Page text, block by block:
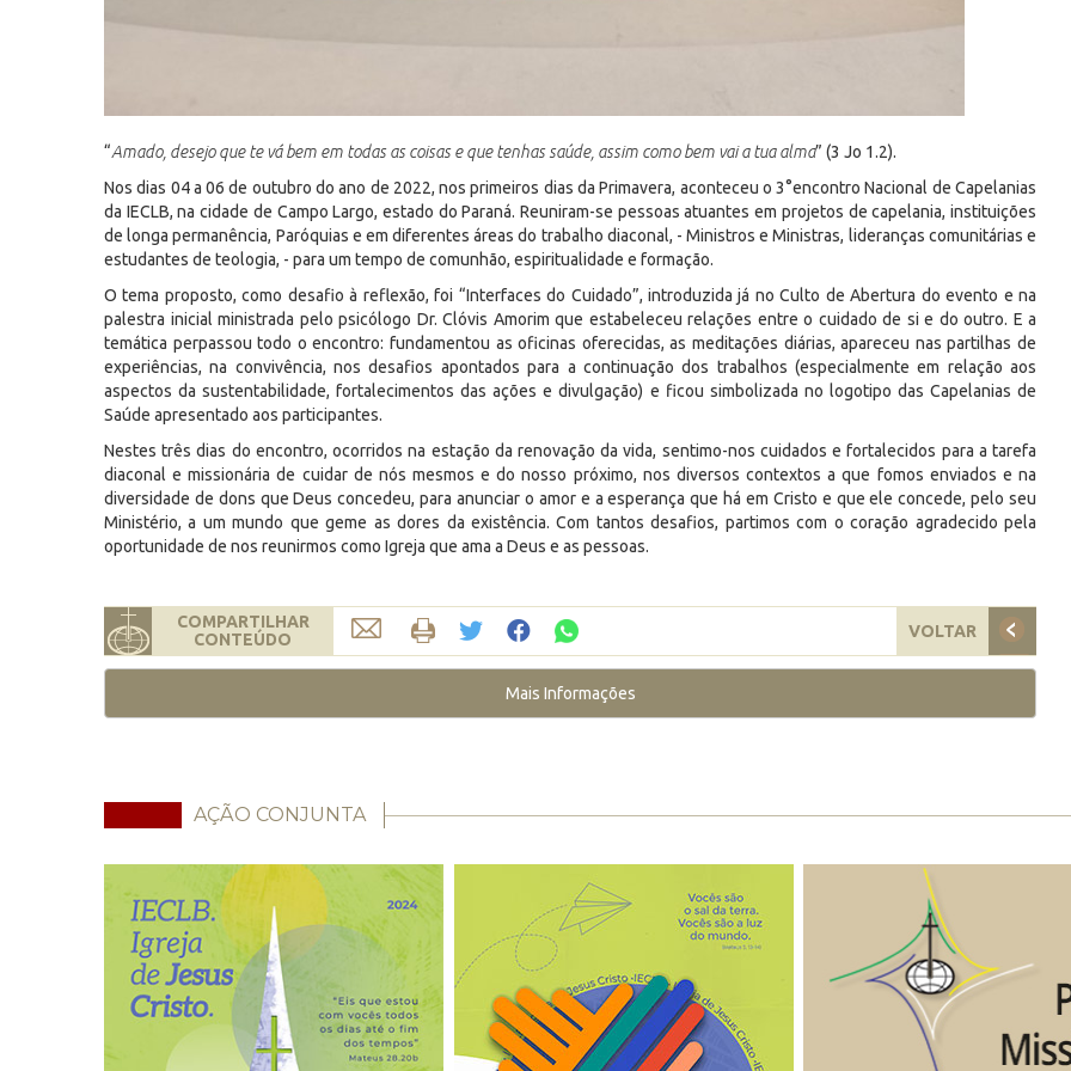
“Amado, desejo que te vá bem em todas as coisas e que tenhas saúde, assim como bem vai a tua alma” (3 Jo 1.2).
Nos dias 04 a 06 de outubro do ano de 2022, nos primeiros dias da Primavera, aconteceu o 3°encontro Nacional de Capelanias
da IECLB, na cidade de Campo Largo, estado do Paraná. Reuniram-se pessoas atuantes em projetos de capelania, instituições
de longa permanência, Paróquias e em diferentes áreas do trabalho diaconal, - Ministros e Ministras, lideranças comunitárias e
estudantes de teologia, - para um tempo de comunhão, espiritualidade e formação.
O tema proposto, como desafio à reflexão, foi “Interfaces do Cuidado”, introduzida já no Culto de Abertura do evento e na
palestra inicial ministrada pelo psicólogo Dr. Clóvis Amorim que estabeleceu relações entre o cuidado de si e do outro. E a
temática perpassou todo o encontro: fundamentou as oficinas oferecidas, as meditações diárias, apareceu nas partilhas de
experiências, na convivência, nos desafios apontados para a continuação dos trabalhos (especialmente em relação aos
aspectos da sustentabilidade, fortalecimentos das ações e divulgação) e ficou simbolizada no logotipo das Capelanias de
Saúde apresentado aos participantes.
Nestes três dias do encontro, ocorridos na estação da renovação da vida, sentimo-nos cuidados e fortalecidos para a tarefa
diaconal e missionária de cuidar de nós mesmos e do nosso próximo, nos diversos contextos a que fomos enviados e na
diversidade de dons que Deus concedeu, para anunciar o amor e a esperança que há em Cristo e que ele concede, pelo seu
Ministério, a um mundo que geme as dores da existência. Com tantos desafios, partimos com o coração agradecido pela
oportunidade de nos reunirmos como Igreja que ama a Deus e as pessoas.
COMPARTILHAR
CONTEÚDO
VOLTAR
Mais Informações
AÇÃO CONJUNTA